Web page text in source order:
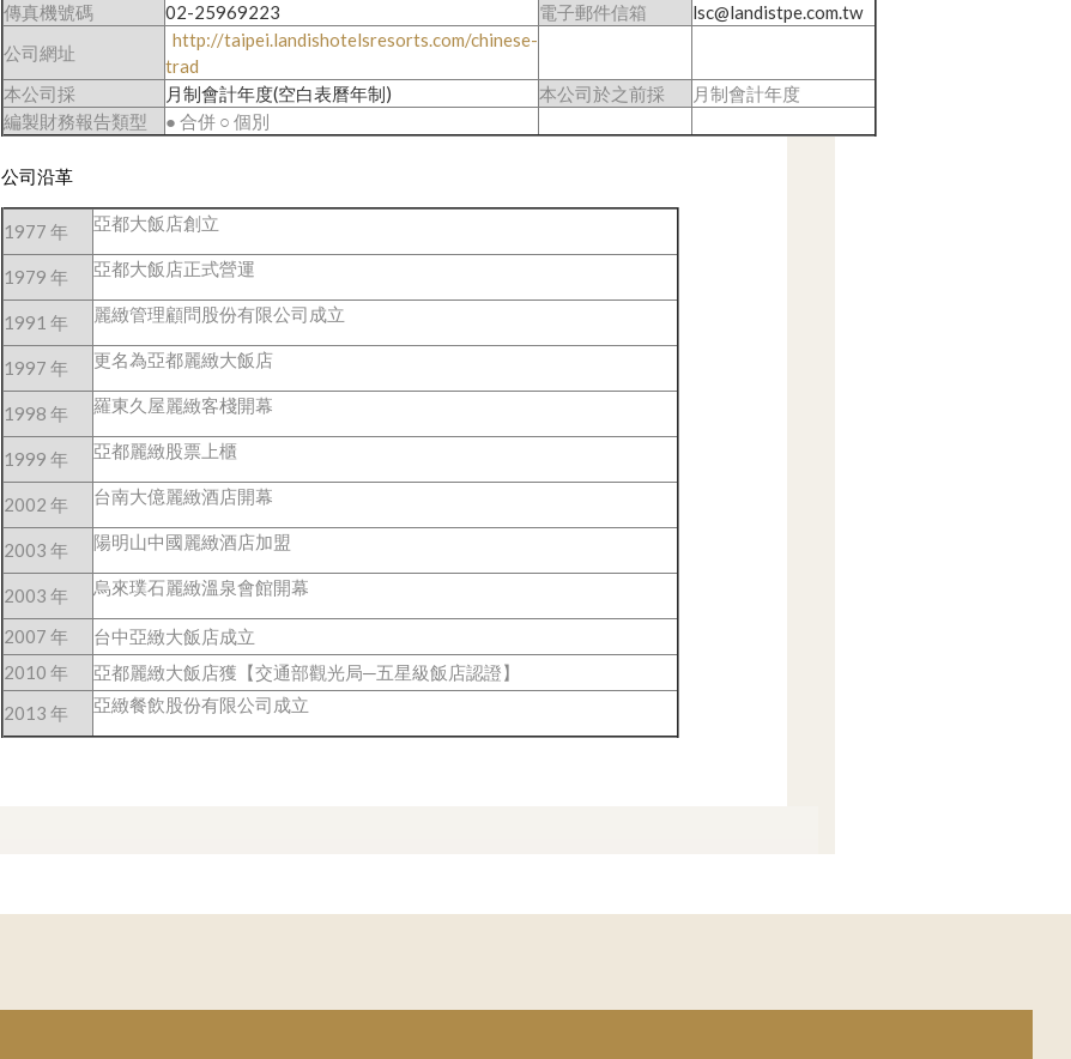
傳真機號碼
02-25969223 電子郵件信箱
lsc@landistpe.com.tw
公司網址
http://taipei.landishotelsresorts.com/chinese-
trad
本公司採
月制會計年度(空白表曆年制) 本公司於之前採
月制會計年度
編製財務報告類型
● 合併 ○ 個別
公司沿革
1977 年 亞都大飯店創立
1979 年 亞都大飯店正式營運
1991 年 麗緻管理顧問股份有限公司成立
1997 年 更名為亞都麗緻大飯店
1998 年 羅東久屋麗緻客棧開幕
1999 年 亞都麗緻股票上櫃
2002 年 台南大億麗緻酒店開幕
2003 年 陽明山中國麗緻酒店加盟
2003 年 烏來璞石麗緻溫泉會館開幕
2007 年
台中亞緻大飯店成立
2010 年
亞都麗緻大飯店獲【交通部觀光局─五星級飯店認證】
2013 年
亞緻餐飲股份有限公司成立